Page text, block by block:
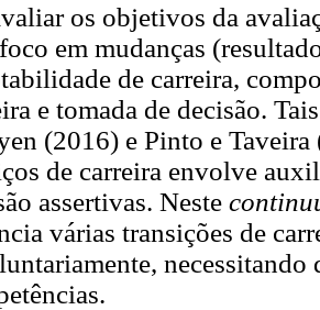
os objetivos da
em mudanças
de carreira,
e tomada de decisão.
(2016) e Pinto e
de carreira envolve
assertivas. Neste
várias transições de
necessitando